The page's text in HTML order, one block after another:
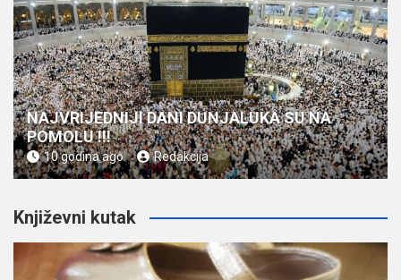
NAJVRIJEDNIJI DANI DUNJALUKA SU NA
POMOLU !!!
10 godina ago Redakcija
Književni kutak